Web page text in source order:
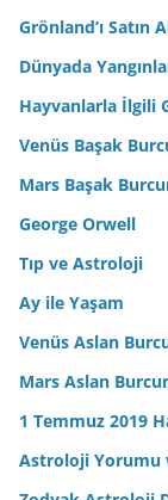
Grönland’ı Satın
Dünyada
Hayvanlarla İlgili
Venüs Başak
Mars Başak
George Orwell
Tıp ve Astroloji
Ay ile Yaşam
Venüs Aslan
Mars Aslan
1 Temmuz 2019
Astroloji Yorumu